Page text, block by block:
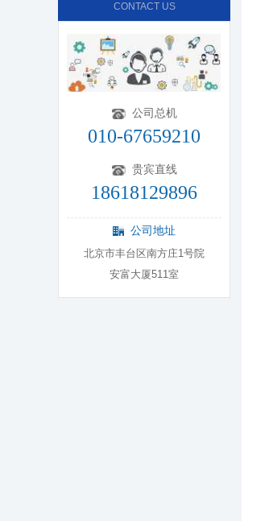
CONTACT US
公司总机
010-67659210
贵宾直线
18618129896
公司地址
北京市丰台区南方庄1号院
安富大厦511室